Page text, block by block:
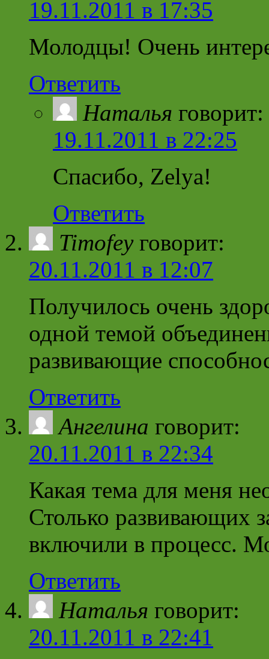
19.11.2011 в 17:35
Молодцы! Очень
Ответить
Наталья говорит:
19.11.2011 в 22:25
Спасибо, Zelya!
Ответить
Timofey говорит:
20.11.2011 в 12:07
Получилось очень
одной темой
развивающие
Ответить
Ангелина говорит:
20.11.2011 в 22:34
Какая тема для меня
Столько развивающих
включили в процесс.
Ответить
Наталья говорит:
20.11.2011 в 22:41